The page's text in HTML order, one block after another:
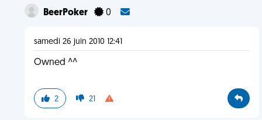
BeerPoker 0
samedi 26 juin 2010 12:41
Owned ^^
2 21